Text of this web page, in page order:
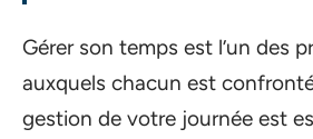
Gérer son temps est l’un des
auxquels chacun est
gestion de votre journée est